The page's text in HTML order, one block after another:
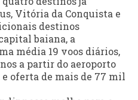
Vitória da Conquista e
destinos
baiana, a
média 19 voos diários,
a partir do aeroporto
oferta de mais de 77 mil